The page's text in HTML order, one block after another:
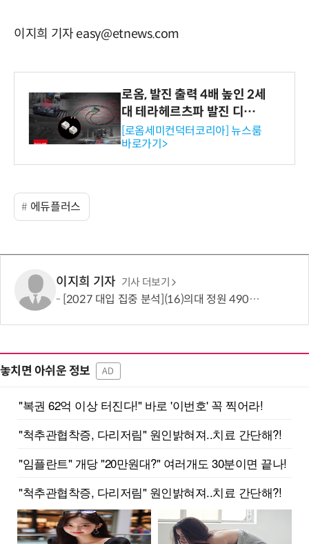
이지희 기자 easy@etnews.com
로옴, 발진 출력 4배 높인 2세
대 테라헤르츠파 발진 디바이
스 개발
[로옴세미컨덕터코리아] 뉴스룸
바로가기>
에듀플러스
이지희 기자 기사 더보기
[2027 대입 집중 분석](16)의대 정원 490명 늘었지만…서울·수도권은 전형 변화에 주목
놓치면 아쉬운 정보 AD